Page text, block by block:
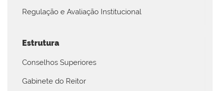
Regulação e Avaliação Institucional
Estrutura
Conselhos Superiores
Gabinete do Reitor